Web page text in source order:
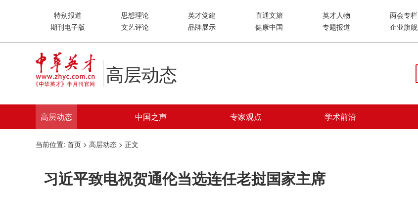
特别报道 思想理论 英才党建 直通文旅 英才人物 两会专栏
期刊电子版
文艺评论 品牌展示 健康中国 专题报道 企业旗舰
高层动态
高层动态 中国之声 专家观点 学术前沿
当前位置: 首页 > 高层动态 > 正文
习近平致电祝贺通伦当选连任老挝国家主席